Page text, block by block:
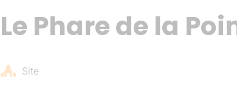
Le Phare de la
Site